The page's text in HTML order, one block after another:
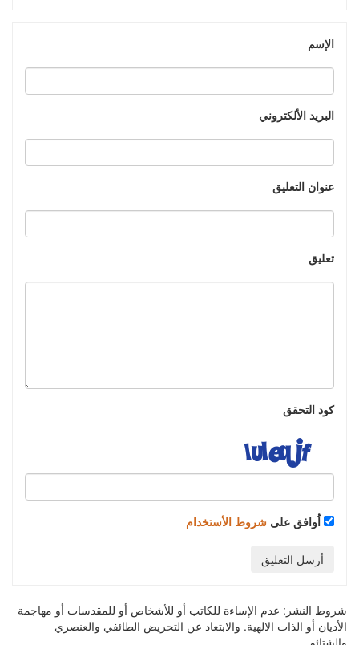
الإسم
البريد الألكتروني
عنوان التعليق
تعليق
كود التحقق
اُوافق على شروط الأستخدام
أرسل التعليق
شروط النشر: عدم الإساءة للكاتب أو للأشخاص أو للمقدسات أو مهاجمة
الأديان أو الذات الالهية. والابتعاد عن التحريض الطائفي والعنصري
والشتائم.